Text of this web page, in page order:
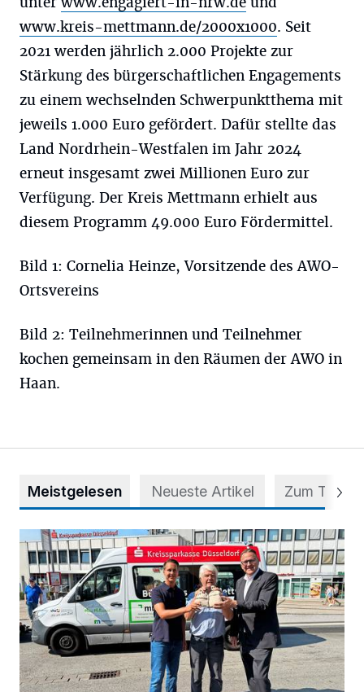
www.kreis-mettmann.de/2000x1000. Seit
2021 werden jährlich 2.000 Projekte zur
Stärkung des bürgerschaftlichen Engagements
zu einem wechselnden Schwerpunktthema mit
jeweils 1.000 Euro gefördert. Dafür stellte das
Land Nordrhein-Westfalen im Jahr 2024
erneut insgesamt zwei Millionen Euro zur
Verfügung. Der Kreis Mettmann erhielt aus
diesem Programm 49.000 Euro Fördermittel.
Bild 1: Cornelia Heinze, Vorsitzende des AWO-
Ortsvereins
Bild 2: Teilnehmerinnen und Teilnehmer
kochen gemeinsam in den Räumen der AWO in
Haan.
Meistgelesen Neueste Artikel Zum Thema
Starthilfe für den BürgerBus